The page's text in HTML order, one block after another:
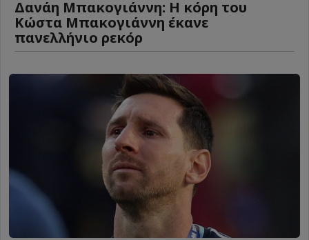
Δανάη Μπακογιάννη: Η κόρη του
Κώστα Μπακογιάννη έκανε
πανελλήνιο ρεκόρ